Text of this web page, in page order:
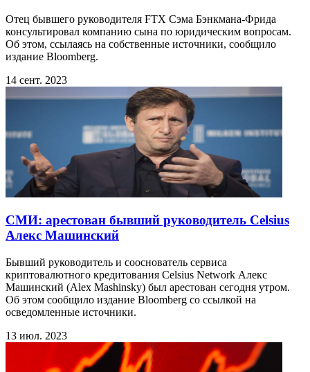
Отец бывшего руководителя FTX Сэма Бэнкмана-Фрида
консультировал компанию сына по юридическим вопросам.
Об этом, ссылаясь на собственные источники, сообщило
издание Bloomberg.
14 сент. 2023
СМИ: арестован бывший руководитель Celsius
Алекс Машинский
Бывший руководитель и сооснователь сервиса
криптовалютного кредитования Celsius Network Алекс
Машинский (Alex Mashinsky) был арестован сегодня утром.
Об этом сообщило издание Bloomberg со ссылкой на
осведомленные источники.
13 июл. 2023